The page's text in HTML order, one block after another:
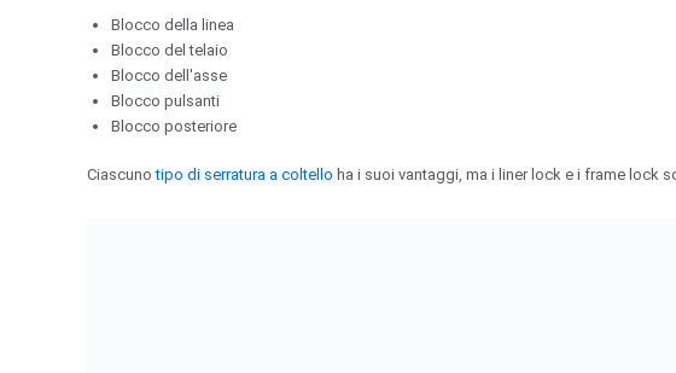
Blocco della linea
Blocco del telaio
Blocco dell'asse
Blocco pulsanti
Blocco posteriore
Ciascunotipo di serratura a coltello ha i suoi vantaggi, ma i liner lock e i frame lock